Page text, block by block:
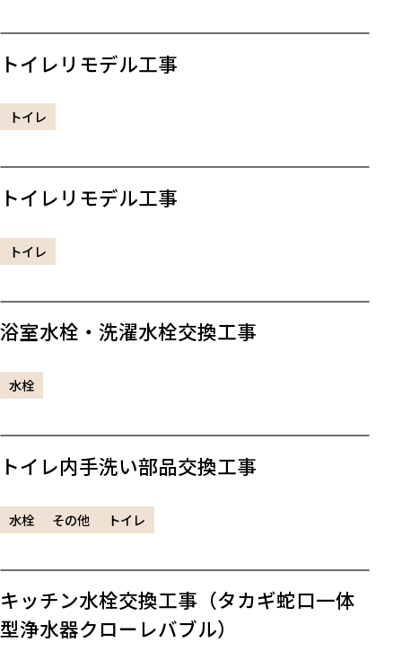
トイレリモデル工事
トイレ
トイレリモデル工事
トイレ
浴室水栓・洗濯水栓交換工事
水栓
トイレ内手洗い部品交換工事
水栓 その他 トイレ
キッチン水栓交換工事（タカギ蛇口一体
型浄水器クローレバブル）